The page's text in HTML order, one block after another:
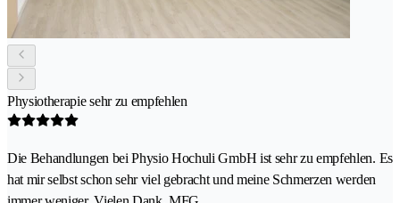
Physiotherapie sehr zu empfehlen
Die Behandlungen bei Physio Hochuli GmbH ist sehr zu empfehlen. Es
hat mir selbst schon sehr viel gebracht und meine Schmerzen werden